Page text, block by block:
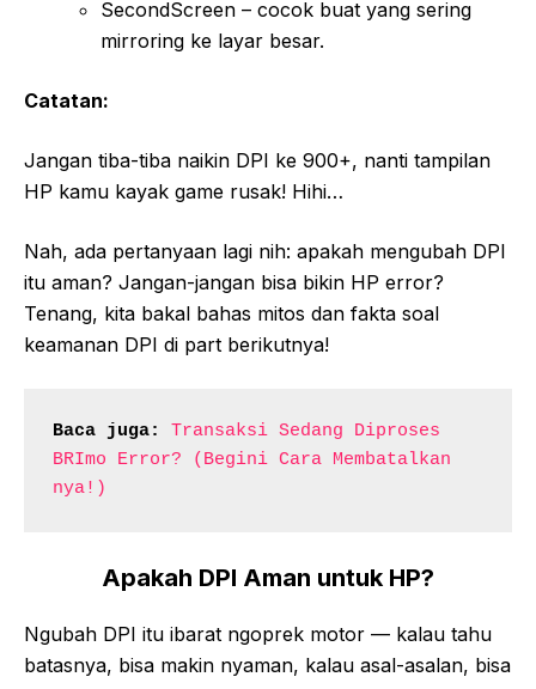
SecondScreen – cocok buat yang sering
mirroring ke layar besar.
Catatan:
Jangan tiba-tiba naikin DPI ke 900+, nanti tampilan
HP kamu kayak game rusak! Hihi…
Nah, ada pertanyaan lagi nih: apakah mengubah DPI
itu aman? Jangan-jangan bisa bikin HP error?
Tenang, kita bakal bahas mitos dan fakta soal
keamanan DPI di part berikutnya!
Baca juga:
Transaksi Sedang Diproses
BRImo Error? (Begini Cara Membatalkan
nya!)
Apakah DPI Aman untuk HP?
Ngubah DPI itu ibarat ngoprek motor — kalau tahu
batasnya, bisa makin nyaman, kalau asal-asalan, bisa